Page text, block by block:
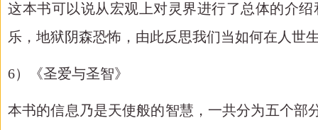
这本书可以说从宏观上对灵界进行了总体的介
乐，地狱阴森恐怖，由此反思我们当如何在人世
6）《圣爱与圣智》
本书的信息乃是天使般的智慧，一共分为五个部